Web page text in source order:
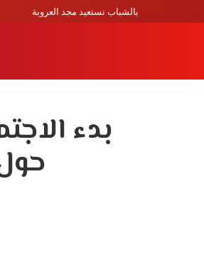
بالشباب نستعيد مجد العروبة
بدء